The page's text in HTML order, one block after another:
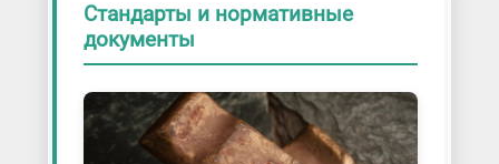
Стандарты и нормативные
документы